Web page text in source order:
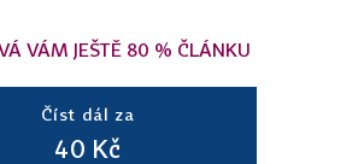
VÁM JEŠTĚ 80 % ČLÁNKU
Číst dál za
40 Kč